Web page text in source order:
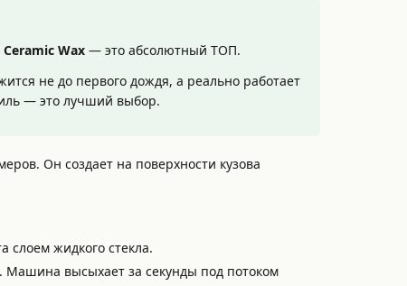
Wax — это абсолютный ТОП.
не до первого дождя, а реально работает
— это лучший выбор.
Он создает на поверхности кузова
слоем жидкого стекла.
Машина высыхает за секунды под потоком